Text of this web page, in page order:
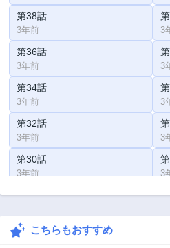
第38話
3年前 3
第36話
3年前 3
第34話
3年前 3
第32話
3年前 3
第30話
3年前 3
第28話
第26話こちらもおすすめ